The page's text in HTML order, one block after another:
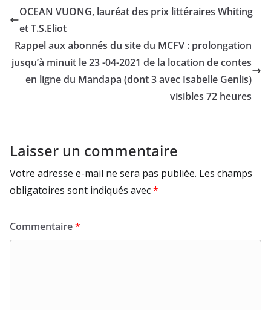
OCEAN VUONG, lauréat des prix littéraires Whiting
et T.S.Eliot
Rappel aux abonnés du site du MCFV : prolongation
jusqu’à minuit le 23 -04-2021 de la location de contes
en ligne du Mandapa (dont 3 avec Isabelle Genlis)
visibles 72 heures
Laisser un commentaire
Votre adresse e-mail ne sera pas publiée. Les champs
obligatoires sont indiqués avec*
Commentaire*